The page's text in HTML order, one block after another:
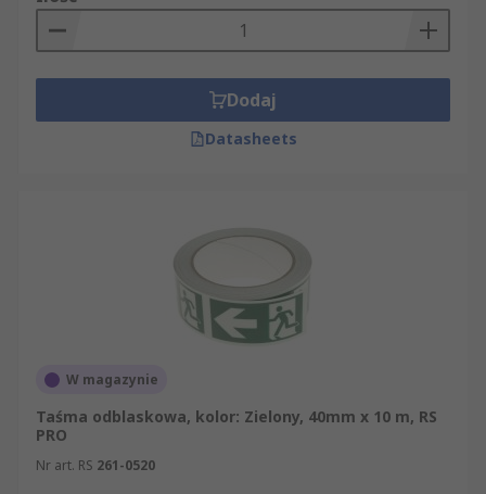
Dodaj
Datasheets
W magazynie
Taśma odblaskowa, kolor: Zielony, 40mm x 10 m, RS
PRO
Nr art. RS 261-0520